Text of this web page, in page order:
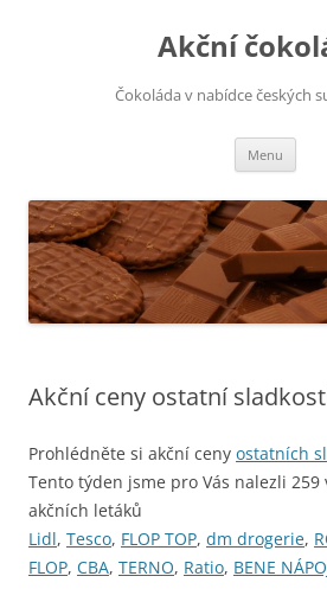
Akční
Čokoláda v nabídce českých
Menu
Akční ceny ostatní
Prohlédněte si akční ceny ostatních
Tento týden jsme pro Vás nalezli
akčních letáků
Lidl, Tesco, FLOP TOP, dm drogerie,
FLOP, CBA, TERNO, Ratio, BENE